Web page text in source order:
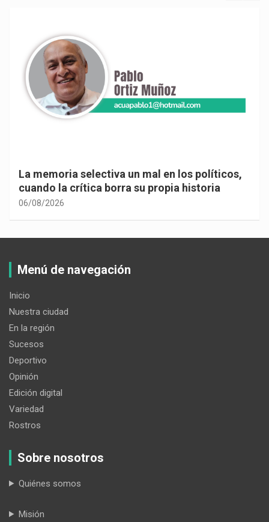
Cuando la vida te obliga a mirar hacia
adentro…
06/08/2026
Menú de navegación
Inicio
Nuestra ciudad
En la región
Sucesos
Deportivo
Opinión
Edición digital
Variedad
Rostros
Sobre nosotros
Quiénes somos
Misión